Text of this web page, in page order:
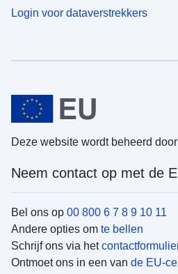
Login voor dataverstrekkers
Deze website wordt beheerd
Neem contact op met de
Bel ons op 00 800 6 7 8 9 10 11
Andere opties om te bellen
Schrijf ons via het
Ontmoet ons in een van de EU-